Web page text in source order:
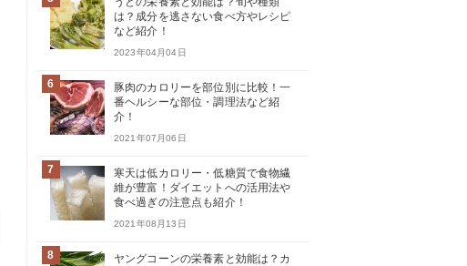
は？成分を逃さない食べ方やレシピ
など紹介！
2023年04月04日
6
豚肉のカロリーを部位別に比較！一
番ヘルシーな部位・調理法など紹
介！
2021年07月06日
7
寒天は低カロリー・低糖質で食物繊
維が豊富！ダイエットへの活用法や
食べ過ぎの注意点も紹介！
2021年08月13日
8
ヤングコーンの栄養素と効能は？カ